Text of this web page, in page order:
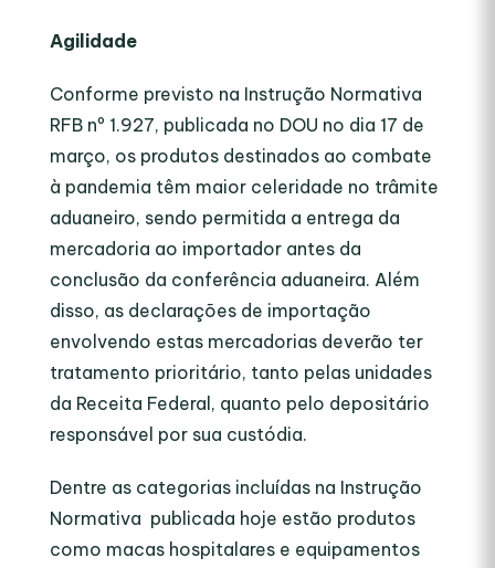
Agilidade
Conforme previsto na Instrução Normativa
RFB nº 1.927, publicada no DOU no dia 17 de
março, os produtos destinados ao combate
à pandemia têm maior celeridade no trâmite
aduaneiro, sendo permitida a entrega da
mercadoria ao importador antes da
conclusão da conferência aduaneira. Além
disso, as declarações de importação
envolvendo estas mercadorias deverão ter
tratamento prioritário, tanto pelas unidades
da Receita Federal, quanto pelo depositário
responsável por sua custódia.
Dentre as categorias incluídas na Instrução
Normativa publicada hoje estão produtos
como macas hospitalares e equipamentos